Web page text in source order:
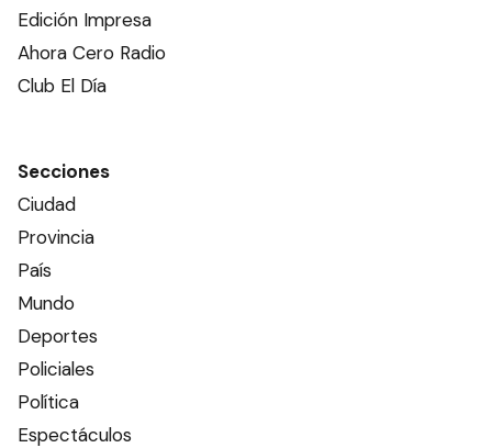
Edición Impresa
Ahora Cero Radio
Club El Día
Secciones
Ciudad
Provincia
País
Mundo
Deportes
Policiales
Política
Espectáculos